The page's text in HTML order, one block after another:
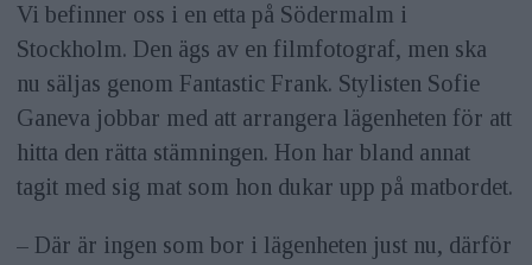
Vi befinner oss i en etta på Södermalm i
Stockholm. Den ägs av en filmfotograf, men ska
nu säljas genom Fantastic Frank. Stylisten Sofie
Ganeva jobbar med att arrangera lägenheten för att
hitta den rätta stämningen. Hon har bland annat
tagit med sig mat som hon dukar upp på matbordet.
– Där är ingen som bor i lägenheten just nu, därför